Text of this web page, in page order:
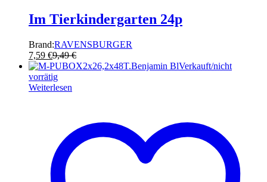
Im Tierkindergarten 24p
Brand:RAVENSBURGER
7,59 €9,49€
Verkauft/nicht
vorrätig
Weiterlesen